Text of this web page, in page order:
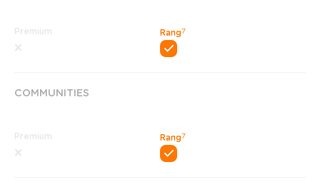
Premium Rang7
COMMUNITIES
Premium Rang7